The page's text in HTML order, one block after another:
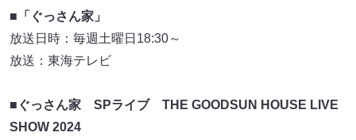
■「ぐっさん家」
放送日時：毎週土曜日18:30～
放送：東海テレビ
■ぐっさん家 SPライブ THE GOODSUN HOUSE LIVE
SHOW 2024